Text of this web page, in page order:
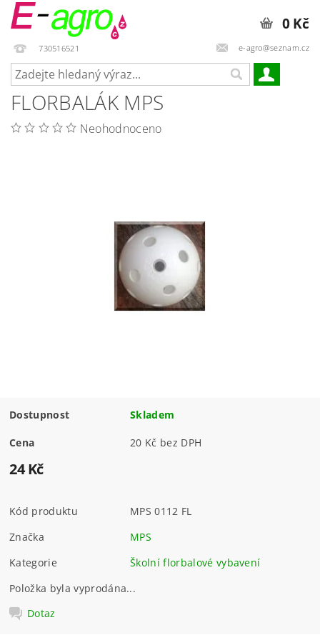
730516521 e-agro@seznam.cz
0 Kč
FLORBALÁK MPS
Neohodnoceno
Dostupnost Skladem
Cena 20 Kč bez DPH
24 Kč
Kód produktu
MPS 0112 FL
Značka
MPS
Kategorie
Školní florbalové vybavení
Položka byla vyprodána...
Dotaz